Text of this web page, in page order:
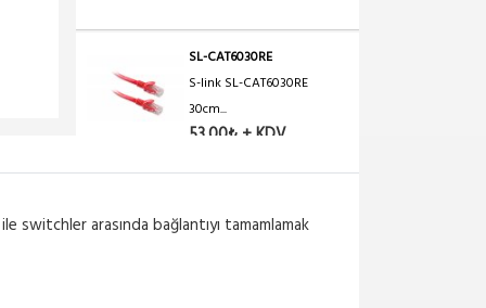
SL-CAT6030RE
S-link SL-CAT6030RE
30cm...
53.00₺ + KDV
S-link SL-CAT605RE 5m Kı...
200.06₺ + KDV
switchler arasında bağlantıyı tamamlamak